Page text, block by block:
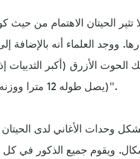
تثير الحيتان الاهتمام من
ووجد العلماء أنه بالإضافة
(يصل طوله 12 مترا ووزنه ثلاثين طنا)- تصدر سلسلة من الأصوات في شكل "أغنية".
وحدات الأغاني لدى
ويقوم جميع الذكور في كل